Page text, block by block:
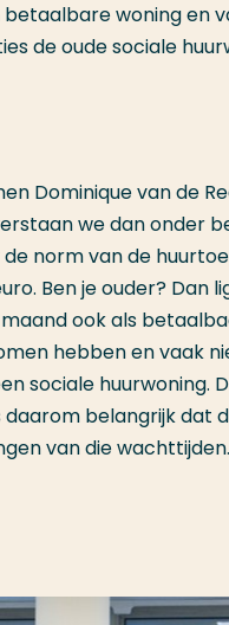
woning en
de oude sociale
Dominique van de
we dan onder
norm van de
Ben je ouder? Dan
ook als
hebben en vaak
sociale huurwoning.
belangrijk dat
van die wachttijden.